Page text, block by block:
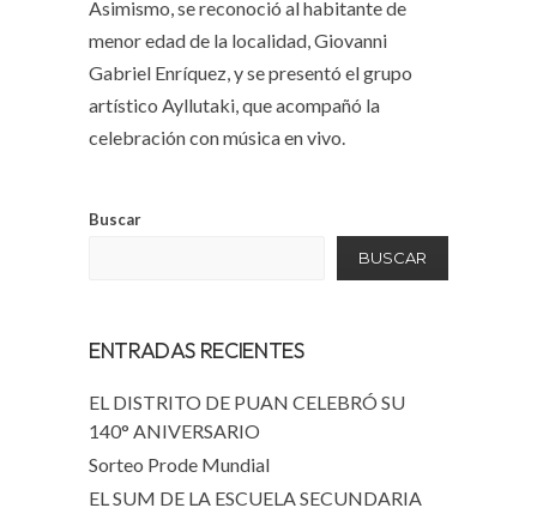
Asimismo, se reconoció al habitante de
menor edad de la localidad, Giovanni
Gabriel Enríquez, y se presentó el grupo
artístico Ayllutaki, que acompañó la
celebración con música en vivo.
Buscar
BUSCAR
ENTRADAS RECIENTES
EL DISTRITO DE PUAN CELEBRÓ SU
140° ANIVERSARIO
Sorteo Prode Mundial
EL SUM DE LA ESCUELA SECUNDARIA